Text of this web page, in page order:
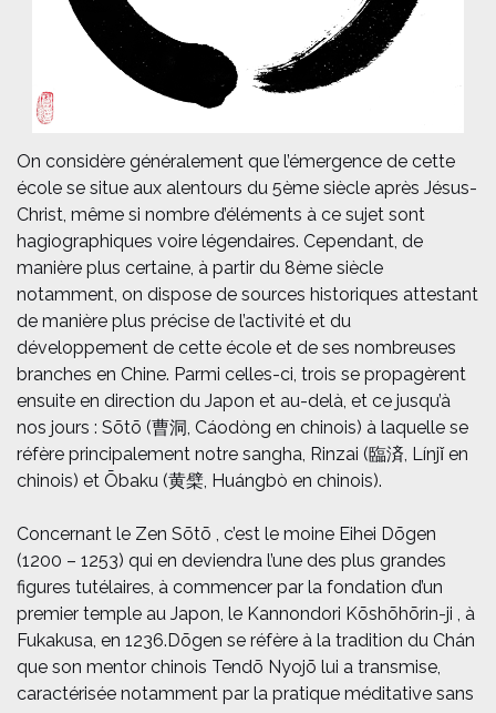
On considère généralement que l’émergence de cette
école se situe aux alentours du 5ème siècle après Jésus-
Christ, même si nombre d’éléments à ce sujet sont
hagiographiques voire légendaires. Cependant, de
manière plus certaine, à partir du 8ème siècle
notamment, on dispose de sources historiques attestant
de manière plus précise de l’activité et du
développement de cette école et de ses nombreuses
branches en Chine. Parmi celles-ci, trois se propagèrent
ensuite en direction du Japon et au-delà, et ce jusqu’à
nos jours : Sōtō (曹洞, Cáodòng en chinois) à laquelle se
réfère principalement notre sangha, Rinzai (臨済, Línjǐ en
chinois) et Ōbaku (黄檗, Huángbò en chinois).
Concernant le Zen Sōtō , c’est le moine Eihei Dōgen
(1200 – 1253) qui en deviendra l’une des plus grandes
figures tutélaires, à commencer par la fondation d’un
premier temple au Japon, le Kannondori Kōshōhōrin-ji , à
Fukakusa, en 1236. Dōgen se réfère à la tradition du Chán
que son mentor chinois Tendō Nyojō lui a transmise,
caractérisée notamment par la pratique méditative sans